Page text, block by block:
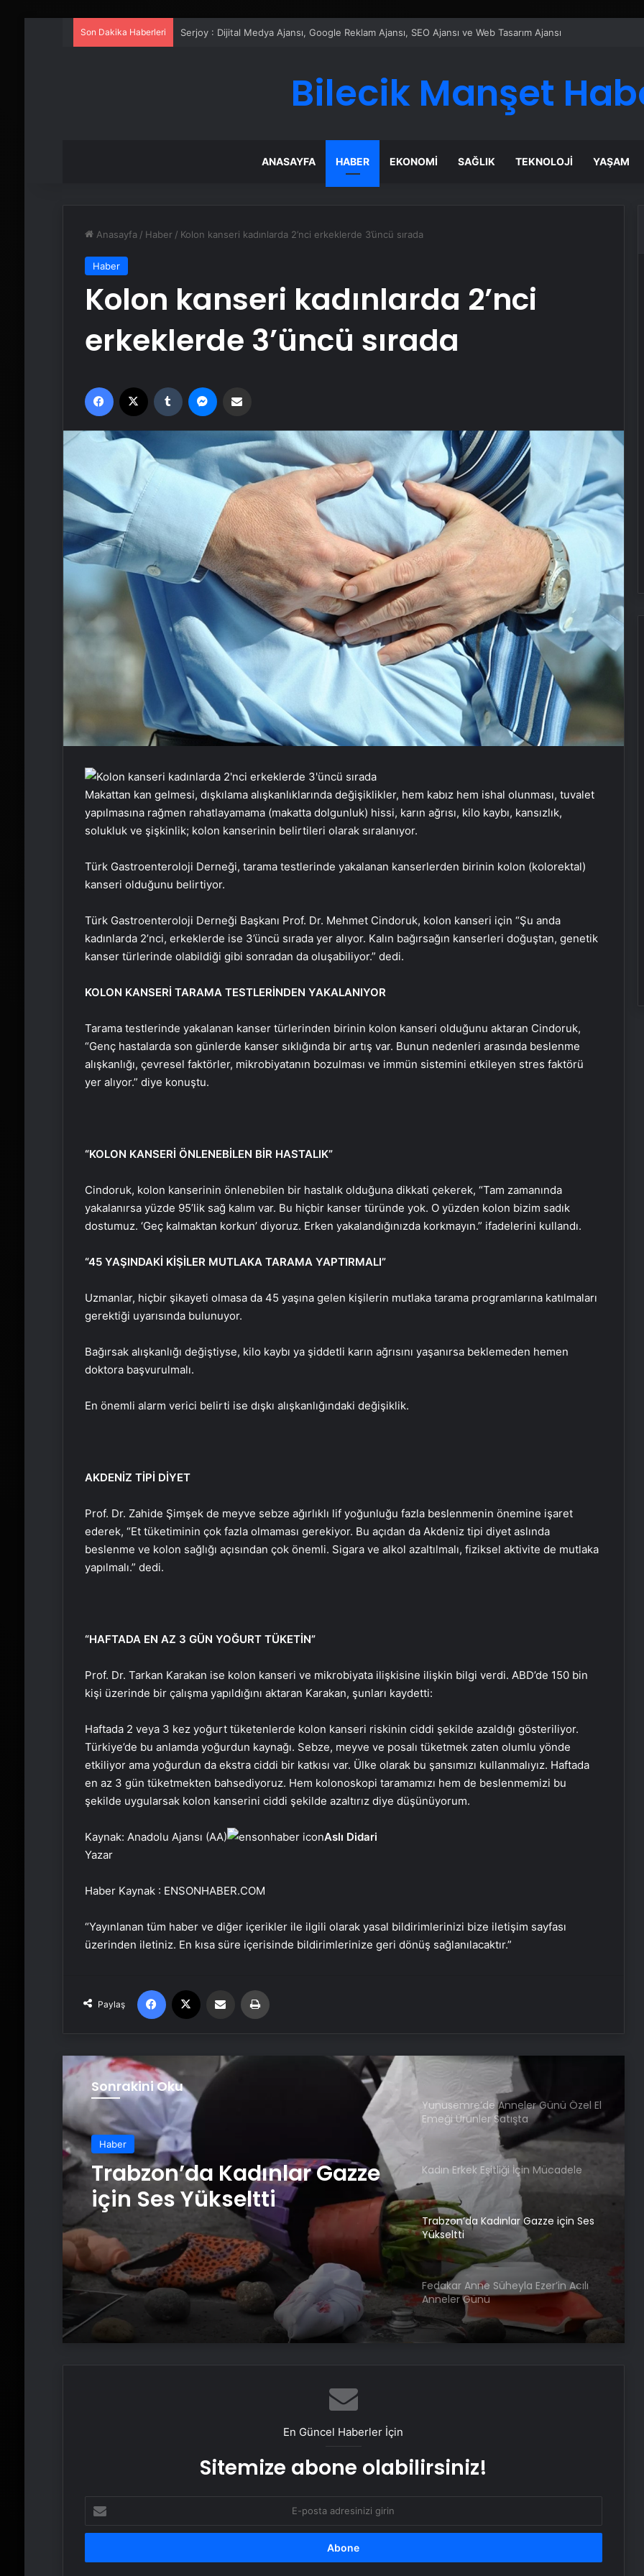
Son Dakika Haberleri UETDS Nedir ? Uetds.com İle Akıllı Dijital Taşımacılık Yazılımı
Bilecik Manşet
ANASAYFA HABER EKONOMI SAĞLIK TEKNOLOJI YAŞAM
Anasayfa / Haber / Kolon kanseri kadınlarda 2’nci erkeklerde 3’üncü sırada
Haber
Kolon kanseri kadınlarda 2’nci
erkeklerde 3’üncü sırada
Facebook Tumblr
Makattan kan gelmesi, dışkılama alışkanlıklarında değişiklikler, hem kabız hem ishal olunması, tuvalet
yapılmasına rağmen rahatlayamama (makatta dolgunluk) hissi, karın ağrısı, kilo kaybı, kansızlık,
solukluk ve şişkinlik; kolon kanserinin belirtileri olarak sıralanıyor.
Türk Gastroenteroloji Derneği, tarama testlerinde yakalanan kanserlerden birinin kolon (kolorektal)
kanseri olduğunu belirtiyor.
Türk Gastroenteroloji Derneği Başkanı Prof. Dr. Mehmet Cindoruk, kolon kanseri için “Şu anda
kadınlarda 2’nci, erkeklerde ise 3’üncü sırada yer alıyor. Kalın bağırsağın kanserleri doğuştan, genetik
kanser türlerinde olabildiği gibi sonradan da oluşabiliyor.” dedi.
KOLON KANSERİ TARAMA TESTLERİNDEN YAKALANIYOR
Tarama testlerinde yakalanan kanser türlerinden birinin kolon kanseri olduğunu aktaran Cindoruk,
“Genç hastalarda son günlerde kanser sıklığında bir artış var. Bunun nedenleri arasında beslenme
alışkanlığı, çevresel faktörler, mikrobiyatanın bozulması ve immün sistemini etkileyen stres faktörü
yer alıyor.” diye konuştu.
“KOLON KANSERİ ÖNLENEBİLEN BİR HASTALIK”
Cindoruk, kolon kanserinin önlenebilen bir hastalık olduğuna dikkati çekerek, “Tam zamanında
yakalanırsa yüzde 95’lik sağ kalım var. Bu hiçbir kanser türünde yok. O yüzden kolon bizim sadık
dostumuz. ‘Geç kalmaktan korkun’ diyoruz. Erken yakalandığınızda korkmayın.” ifadelerini kullandı.
“45 YAŞINDAKİ KİŞİLER MUTLAKA TARAMA YAPTIRMALI”
Uzmanlar, hiçbir şikayeti olmasa da 45 yaşına gelen kişilerin mutlaka tarama programlarına katılmaları
gerektiği uyarısında bulunuyor.
Bağırsak alışkanlığı değiştiyse, kilo kaybı ya şiddetli karın ağrısını yaşanırsa beklemeden hemen
doktora başvurulmalı.
En önemli alarm verici belirti ise dışkı alışkanlığındaki değişiklik.
AKDENİZ TİPİ DİYET
Prof. Dr. Zahide Şimşek de meyve sebze ağırlıklı lif yoğunluğu fazla beslenmenin önemine işaret
ederek, “Et tüketiminin çok fazla olmaması gerekiyor. Bu açıdan da Akdeniz tipi diyet aslında
beslenme ve kolon sağlığı açısından çok önemli. Sigara ve alkol azaltılmalı, fiziksel aktivite de mutlaka
yapılmalı.” dedi.
“HAFTADA EN AZ 3 GÜN YOĞURT TÜKETİN”
Prof. Dr. Tarkan Karakan ise kolon kanseri ve mikrobiyata ilişkisine ilişkin bilgi verdi. ABD’de 150 bin
kişi üzerinde bir çalışma yapıldığını aktaran Karakan, şunları kaydetti:
Haftada 2 veya 3 kez yoğurt tüketenlerde kolon kanseri riskinin ciddi şekilde azaldığı gösteriliyor.
Türkiye’de bu anlamda yoğurdun kaynağı. Sebze, meyve ve posalı tüketmek zaten olumlu yönde
etkiliyor ama yoğurdun da ekstra ciddi bir katkısı var. Ülke olarak bu şansımızı kullanmalıyız. Haftada
en az 3 gün tüketmekten bahsediyoruz. Hem kolonoskopi taramamızı hem de beslenmemizi bu
şekilde uygularsak kolon kanserini ciddi şekilde azaltırız diye düşünüyorum.
Kaynak: Anadolu Ajansı (AA)
Aslı Didari
Yazar
Haber Kaynak : ENSONHABER.COM
“Yayınlanan tüm haber ve diğer içerikler ile ilgili olarak yasal bildirimlerinizi bize iletişim sayfası
üzerinden iletiniz. En kısa süre içerisinde bildirimlerinize geri dönüş sağlanılacaktır.”
Paylaş
Facebook Email'den paylaş
Sonrakini Oku
Haber
Trabzon’da Kadınlar Gazze
için Ses Yükseltti
öldürdü
Anneler Günü Kutlandı
Yunusemre’de Anneler Günü Özel El
Emeği Ürünler Satışta
Kadın Erkek Eşitliği İçin Mücadele
Trabzon’da Kadınlar Gazze için Ses
Yükseltti
Fedakar Anne Süheyla Ezer’in Acılı
Anneler Günü
Kayseri’de kadın eşini bıçaklayarak
En Güncel Haberler İçin
Sitemize abone olabilirsiniz!
posta
adresinizi